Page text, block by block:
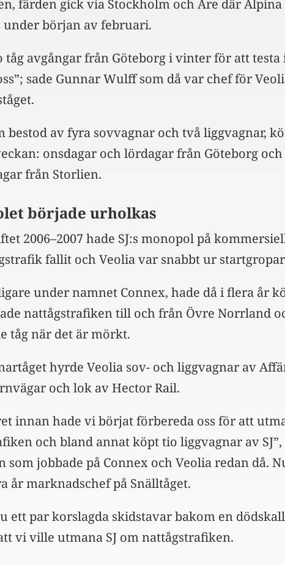
färden gick via Stockholm och Åre där Alpina
under början av februari.
tåg avgångar från Göteborg i vinter för att testa
sade Gunnar Wulff som då var chef för
bestod av fyra sovvagnar och två liggvagnar,
onsdagar och lördagar från Göteborg
från Storlien.
började urholkas
2006–2007 hade SJ:s monopol på
fallit och Veolia var snabbt ur
under namnet Connex, hade då i flera år
nattågstrafiken till och från Övre Norrland
tåg när det är mörkt.
hyrde Veolia sov- och liggvagnar av
och lok av Hector Rail.
innan hade vi börjat förbereda oss för att
och bland annat köpt tio liggvagnar av SJ”,
som jobbade på Connex och Veolia redan då.
år marknadschef på Snälltåget.
ett par korslagda skidstavar bakom en
vi ville utmana SJ om nattågstrafiken.